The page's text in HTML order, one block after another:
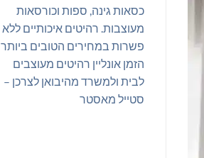
כסאות גינה, ספות וכורסאות
מעוצבות. רהיטים איכותיים ללא
פשרות במחירים הטובים ביותר .
הזמן אונליין רהיטים מעוצבים
לבית ולמשרד מהיבואן לצרכן –
סטייל מאסטר